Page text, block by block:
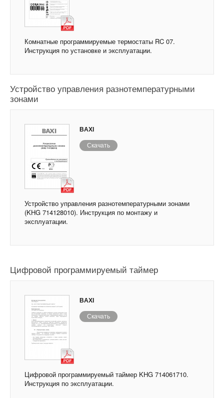
Комнатные программируемые термостаты RC 07.
Инструкция по установке и эксплуатации.
Устройство управления разнотемпературными
зонами
BAXI
Скачать
Устройство управления разнотемпературными зонами
(KHG 714128010). Инструкция по монтажу и
эксплуатации.
Цифровой программируемый таймер
BAXI
Скачать
Цифровой программируемый таймер KHG 714061710.
Инструкция по эксплуатации.